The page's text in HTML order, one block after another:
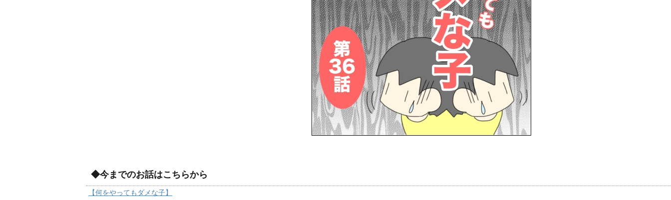
◆今までのお話はこちらから
【何をやってもダメな子】